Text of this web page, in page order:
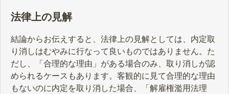
法律上の見解
結論からお伝えすると、法律上の見解としては、内定取
り消しはむやみに行なって良いものではありません。た
だし、「合理的な理由」がある場合のみ、取り消しが認
められるケースもあります。客観的に見て合理的な理由
もないのに内定を取り消した場合、「解雇権濫用法理